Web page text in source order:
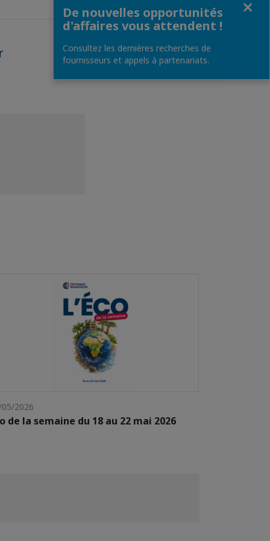
2026
de la semaine du 18 au 22 mai 2026
De nouvelles opportunités
d'affaires vous attendent !
Consultez les dernières recherches de
fournisseurs et appels à partenariats.